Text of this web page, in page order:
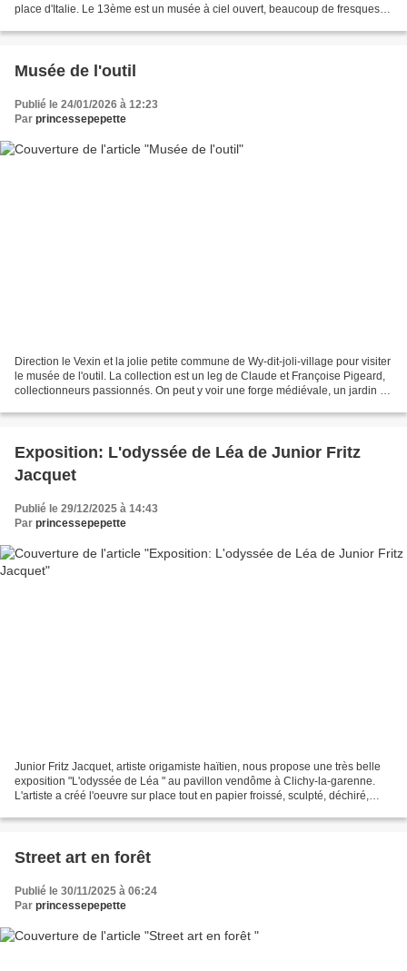
place d'Italie. Le 13ème est un musée à ciel ouvert, beaucoup de fresques
Musée de l'outil
Publié le 24/01/2026 à 12:23
Par princessepepette
Direction le Vexin et la jolie petite commune de Wy-dit-joli-village pour visiter
le musée de l'outil. La collection est un leg de Claude et Françoise Pigeard,
collectionneurs passionnés. On peut y voir une forge médiévale, un jardin de
Exposition: L'odyssée de Léa de Junior Fritz
Jacquet
Publié le 29/12/2025 à 14:43
Par princessepepette
Junior Fritz Jacquet, artiste origamiste haïtien, nous propose une très belle
exposition "L'odyssée de Léa " au pavillon vendôme à Clichy-la-garenne.
L'artiste a créé l'oeuvre sur place tout en papier froissé, sculpté, déchiré,
Street art en forêt
Publié le 30/11/2025 à 06:24
Par princessepepette